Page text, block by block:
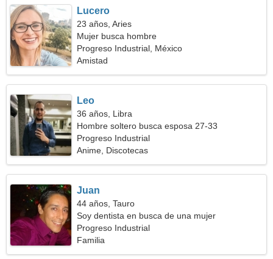
Lucero
23 años, Aries
Mujer busca hombre
Progreso Industrial, México
Amistad
Leo
36 años, Libra
Hombre soltero busca esposa 27-33
Progreso Industrial
Anime, Discotecas
Juan
44 años, Tauro
Soy dentista en busca de una mujer
encantadora
Progreso Industrial
Familia